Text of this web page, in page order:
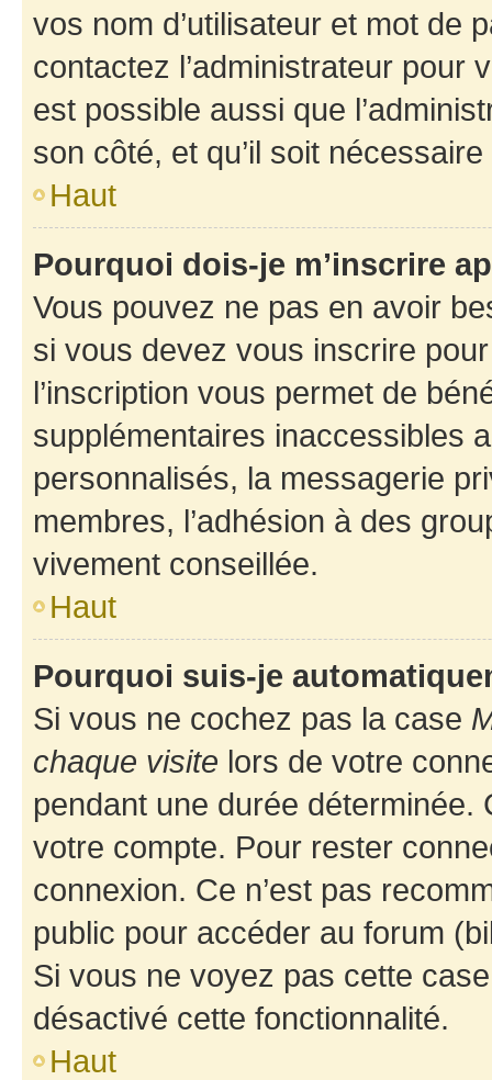
vos nom d’utilisateur et mot de
contactez l’administrateur pour
est possible aussi que
son côté, et qu’il soit
Haut
Pourquoi dois-je m’inscrire
Vous pouvez ne pas en avoir
si vous devez vous inscrire
l’inscription vous permet de
supplémentaires inaccessibles
personnalisés, la messagerie
membres, l’adhésion à des
vivement conseillée.
Haut
Pourquoi suis-je
Si vous ne cochez pas la case
chaque visite lors de votre
pendant une durée déterminée.
votre compte. Pour rester
connexion. Ce n’est pas
public pour accéder au forum
Si vous ne voyez pas cette
désactivé cette fonctionnalité.
Haut